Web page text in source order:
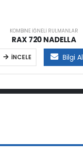
KOMBINE İĞNELI RULMANLAR
RAX 720 NADELLA
İNCELE Bilgi Al